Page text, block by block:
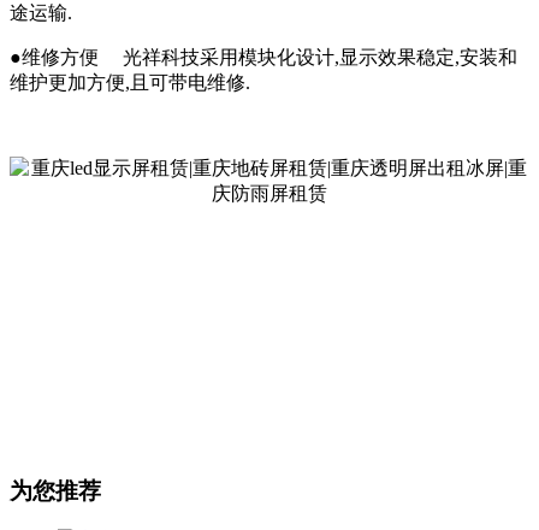
途运输.
●维修方便 光祥科技采用模块化设计,显示效果稳定,安装和
维护更加方便,且可带电维修.
为您推荐